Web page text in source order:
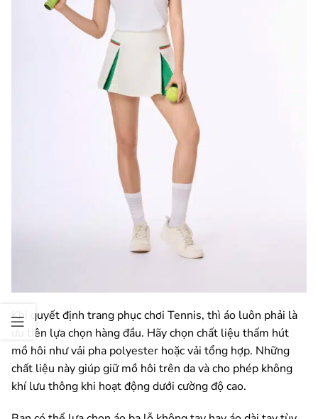
Khi quyết định trang phục chơi Tennis, thì áo luôn phải là
ưu tiên lựa chọn hàng đầu. Hãy chọn chất liệu thấm hút
mồ hôi như vải pha polyester hoặc vải tổng hợp. Những
chất liệu này giúp giữ mồ hôi trên da và cho phép không
khí lưu thông khi hoạt động dưới cường độ cao.